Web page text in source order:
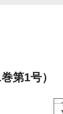
第1号）